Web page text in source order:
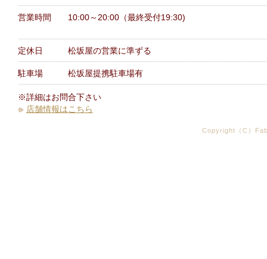
営業時間 10:00～20:00（最終受付19:30)
定休日 松坂屋の営業に準ずる
駐車場 松坂屋提携駐車場有
※詳細はお問合下さい
店舗情報はこちら
Copyright（C）